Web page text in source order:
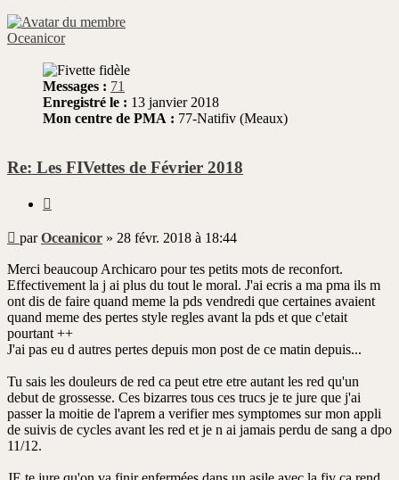
Oceanicor
Messages : 71
Enregistré le : 13 janvier 2018
Mon centre de PMA : 77-Natifiv (Meaux)
Re: Les FIVettes de Février 2018
Message
non
lu
parOceanicor » 28 févr. 2018 à 18:44
Merci beaucoup Archicaro pour tes petits mots de reconfort.
Effectivement la j ai plus du tout le moral. J'ai ecris a ma pma ils m
ont dis de faire quand meme la pds vendredi que certaines avaient
quand meme des pertes style regles avant la pds et que c'etait
pourtant ++
J'ai pas eu d autres pertes depuis mon post de ce matin depuis...
Tu sais les douleurs de red ca peut etre etre autant les red qu'un
debut de grossesse. Ces bizarres tous ces trucs je te jure que j'ai
passer la moitie de l'aprem a verifier mes symptomes sur mon appli
de suivis de cycles avant les red et je n ai jamais perdu de sang a dpo
11/12.